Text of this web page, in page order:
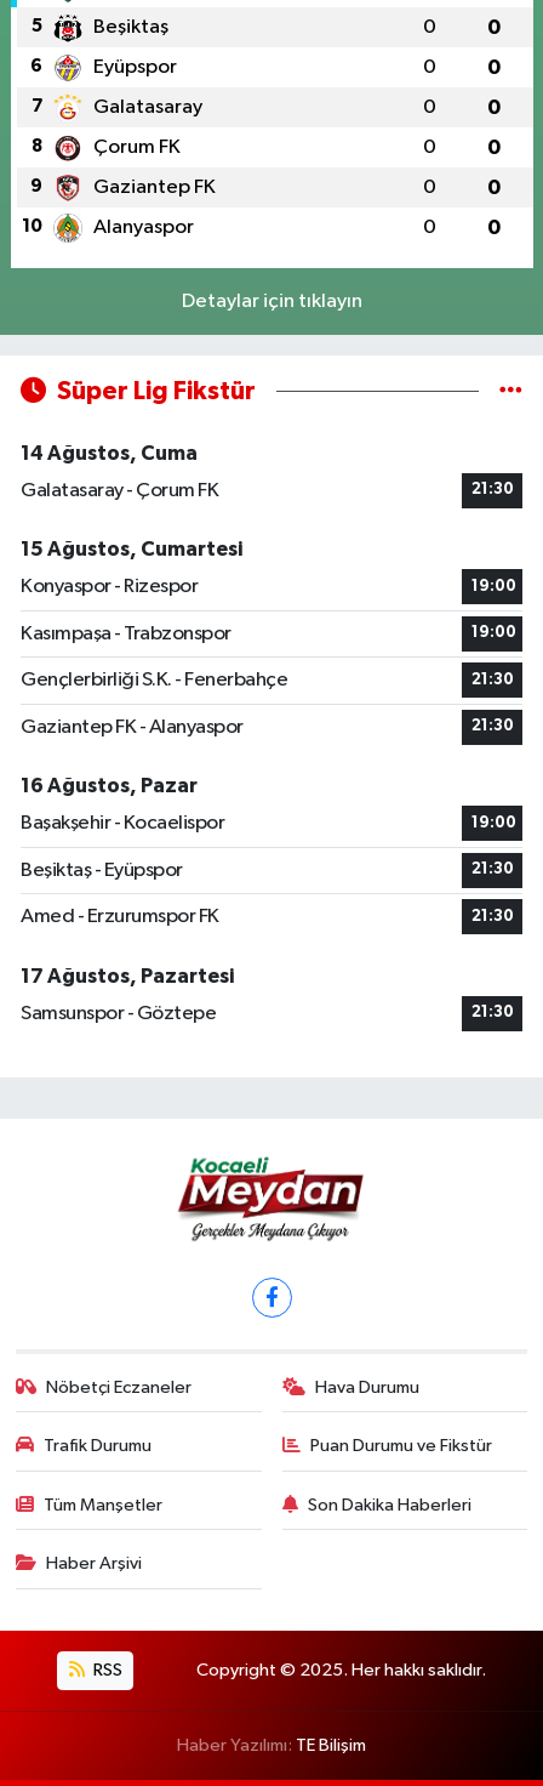
5 Beşiktaş 0 0
6 Eyüpspor 0 0
7 Galatasaray 0 0
8 Çorum FK 0 0
9 Gaziantep FK 0 0
10 Alanyaspor 0 0
Detaylar için tıklayın
Süper Lig Fikstür
14 Ağustos, Cuma
Galatasaray - Çorum FK
21:30
15 Ağustos, Cumartesi
Konyaspor - Rizespor
19:00
Kasımpaşa - Trabzonspor 19:00
Gençlerbirliği S.K. - Fenerbahçe 21:30
Gaziantep FK - Alanyaspor 21:30
16 Ağustos, Pazar
Başakşehir - Kocaelispor
19:00
Beşiktaş - Eyüpspor 21:30
Amed - Erzurumspor FK 21:30
17 Ağustos, Pazartesi
Samsunspor - Göztepe
21:30
Nöbetçi Eczaneler Hava Durumu
Trafik Durumu Puan Durumu ve Fikstür
Tüm Manşetler Son Dakika Haberleri
Haber Arşivi
RSS Copyright © 2025. Her hakkı saklıdır.
Haber Yazılımı: TE Bilişim